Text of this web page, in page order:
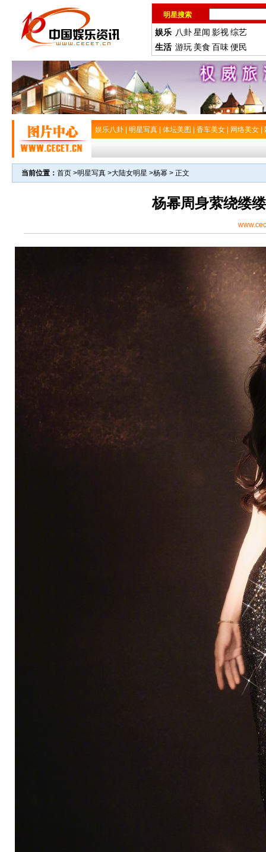
明星搜索
娱乐 八卦星闻 影视综艺
生活 游玩 美食 百味便民
娱乐八卦 明星写真 体坛美图 香车美女 网络美女
当前位置： 首页 >明星写真 >大陆女明星 >杨幂 > 正文
杨幂周身萦绕缕